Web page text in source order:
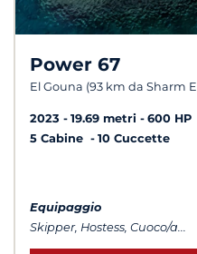
Power 67
El Gouna (93 km da Sharm
2023 19.69 metri
600 HP
5 Cabine
10 Cuccette
Equipaggio
Skipper, Hostess, Cuoco/a...